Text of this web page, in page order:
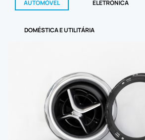
AUTOMÓVEL ELETRÓNICA
DOMÉSTICA E UTILITÁRIA